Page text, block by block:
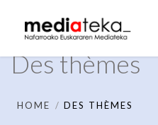
Des thèmes
HOME DES THÈMES